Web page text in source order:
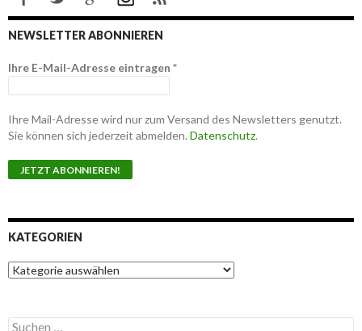
NEWSLETTER ABONNIEREN
Ihre E-Mail-Adresse eintragen *
Ihre Mail-Adresse wird nur zum Versand des Newsletters genutzt.
Sie können sich jederzeit abmelden. Datenschutz.
KATEGORIEN
K
a
gS